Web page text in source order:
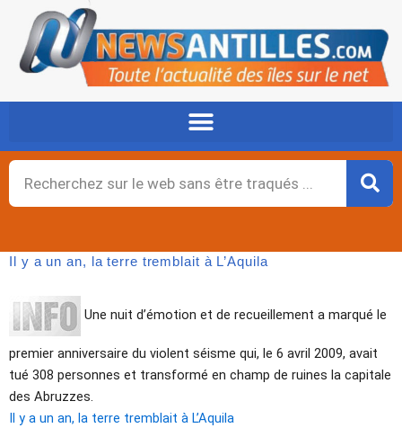
contenu
Rechercher
Il y a un an, la terre tremblait à L’Aquila
Une nuit d’émotion et de recueillement a marqué le
premier anniversaire du violent séisme qui, le 6 avril 2009, avait
tué 308 personnes et transformé en champ de ruines la capitale
des Abruzzes.
Il y a un an, la terre tremblait à L’Aquila